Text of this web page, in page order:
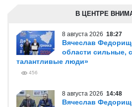
В ЦЕНТРЕ
8 августа 2026 18:27
Вячеслав
области сильные,
талантливые люди»
456
8 августа 2026 14:48
Вячеслав